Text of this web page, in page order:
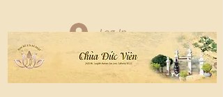
Log In